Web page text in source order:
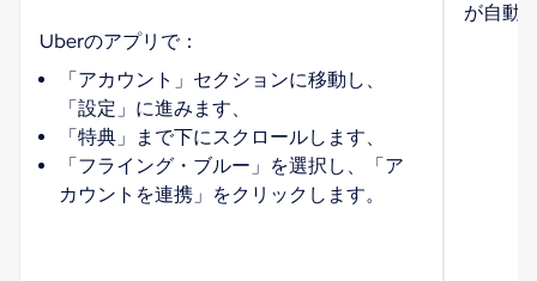
「アカウント」セクションに移動し、
「設定」に進みます、
「特典」まで下にスクロールします、
「フライング・ブルー」を選択し、「ア
カウントを連携」をクリックします。
が自動